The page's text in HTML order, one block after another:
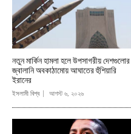
নতুন মার্কিন হামলা হলে উপসাগরীয় দেশগুলোর
জ্বালানি অবকাঠামোয় আঘাতের হুঁশিয়ারি
ইরানের
ইসলামী বিশ্ব আগস্ট ৬, ২০২৬